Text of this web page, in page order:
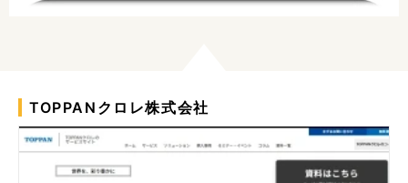
TOPPANクロレ株式会社